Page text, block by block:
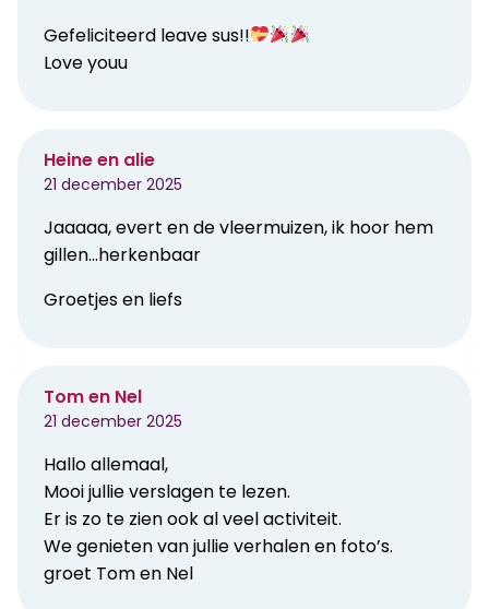
Gefeliciteerd leave sus!!
Love youu
Heine en alie
21 december 2025
Jaaaaa, evert en de vleermuizen, ik hoor hem
gillen…herkenbaar
Groetjes en liefs
Tom en Nel
21 december 2025
Hallo allemaal,
Mooi jullie verslagen te lezen.
Er is zo te zien ook al veel activiteit.
We genieten van jullie verhalen en foto’s.
groet Tom en Nel